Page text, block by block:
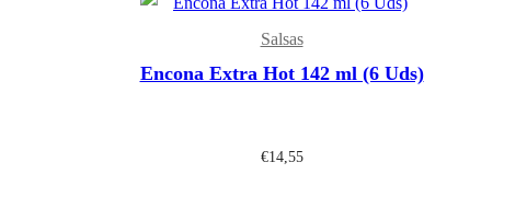
Salsas
Encona Extra Hot 142 ml (6 Uds)
€14,55